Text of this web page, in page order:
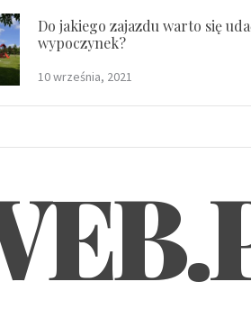
Do jakiego zajazdu warto się
wypoczynek?
10 września, 2021